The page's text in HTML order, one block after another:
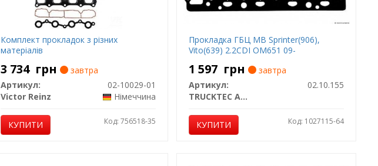
Комплект прокладок з різних
матеріалів
3 734 грн
завтра
Артикул:
02-10029-01
Victor Reinz
Німеччина
КУПИТИ Код: 756518-35
Прокладка ГБЦ MB Sprinter(906),
Vito(639) 2.2CDI OM651 09-
1 597 грн
завтра
Артикул:
02.10.155
TRUCKTEC AUTOMOTIVE
КУПИТИ Код: 1027115-64